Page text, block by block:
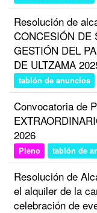
Resolución de
CONCESIÓN DE
GESTIÓN DEL
DE ULTZAMA
tablón de anuncios
Convocatoria de
2026
Pleno tablón de
Resolución de
el alquiler de la
celebración de